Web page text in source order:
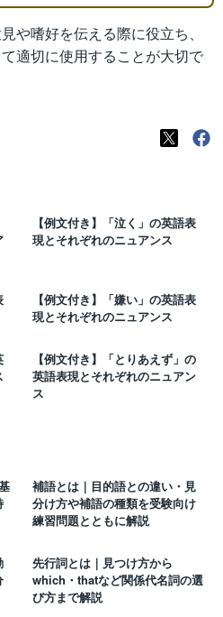
や嗜好を伝える際に役立ち、
適切に使用することが大切で
【例文付き】「泣く」の英語表
現とそれぞれのニュアンス
【例文付き】「嫌い」の英語表
現とそれぞれのニュアンス
【例文付き】「とりあえず」の
英語表現とそれぞれのニュアン
ス
補語とは｜目的語との違い・見
分け方や補語の種類を受験向け
練習問題とともに解説
先行詞とは｜見つけ方から
which・thatなど関係代名詞の選
び方まで解説